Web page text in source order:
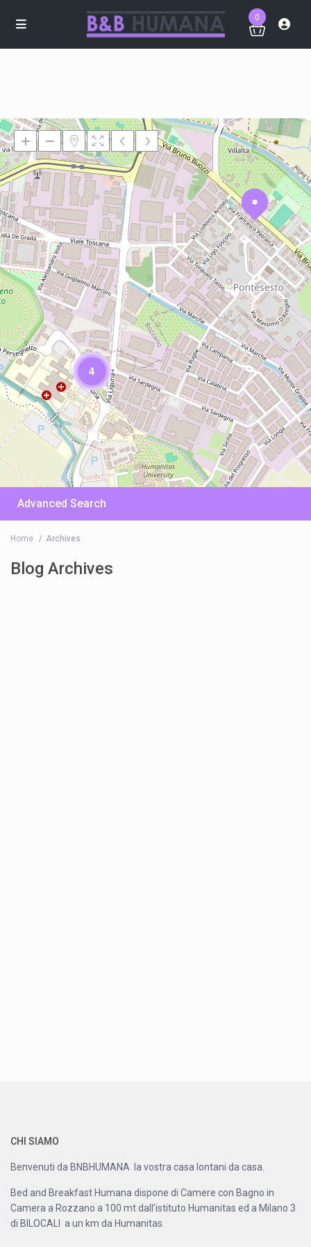
0
4
Loading Maps
Advanced Search
Home Archives
Blog Archives
CHI SIAMO
Benvenuti da BNBHUMANA la vostra casa lontani da casa.
Bed and Breakfast Humana dispone di Camere con Bagno in
Camera a Rozzano a 100 mt dall’istituto Humanitas ed a Milano 3
di BILOCALI a un km da Humanitas.